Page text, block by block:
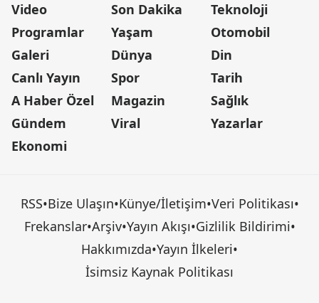
Video
Programlar
Galeri
Canlı Yayın
A Haber Özel
Gündem
Ekonomi
Son Dakika
Yaşam
Dünya
Spor
Magazin
Viral
Teknoloji
Otomobil
Din
Tarih
Sağlık
Yazarlar
RSS•Bize Ulaşın•Künye/İletişim•Veri Politikası•
Frekanslar•Arşiv•Yayın Akışı•Gizlilik Bildirimi•
Hakkımızda•Yayın İlkeleri•
İsimsiz Kaynak Politikası